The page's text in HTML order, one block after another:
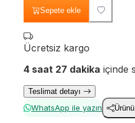
Sepete ekle
Ücretsiz kargo
4 saat 27 dakika içinde
Teslimat detayı
WhatsApp ile yazın